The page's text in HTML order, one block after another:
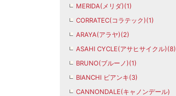
MERIDA(メリダ)(1)
CORRATEC(コラテック)(1)
ARAYA(アラヤ)(2)
ASAHI CYCLE(アサヒサイクル)(8)
BRUNO(ブルーノ)(1)
BIANCHI ビアンキ(3)
CANNONDALE(キャノンデール)